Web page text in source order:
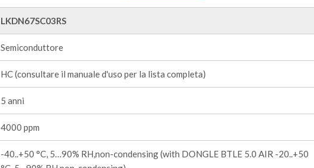
LKDN67SC03RS
Semiconduttore
HC (consultare il manuale d'uso per la lista completa)
5 anni
4000 ppm
-40..+50 °C, 5…90% RH,non-condensing (with DONGLE BTLE 5.0 AIR -20..+50